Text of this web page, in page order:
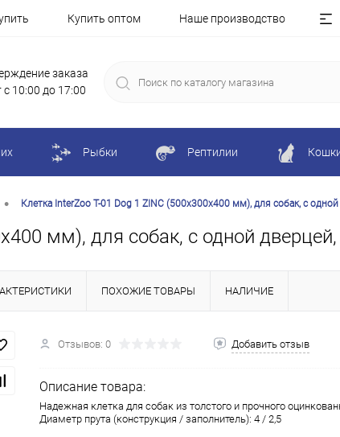
Купить оптом Наше производство
заказа
с 10:00 до 17:00
Рыбки Рептилии
• Клетка InterZoo T-01 Dog 1 ZINC (500х300х400 мм), для собак, с
мм), для собак, с одной
ПОХОЖИЕ ТОВАРЫ НАЛИЧИЕ
Отзывов: 0 Добавить отзыв
Описание товара:
Надежная клетка для собак из толстого и прочного
Диаметр прута (конструкция / заполнитель): 4 / 2,5